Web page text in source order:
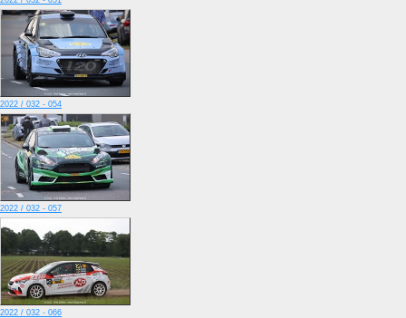
2022 / 032 - 054
2022 / 032 - 057
2022 / 032 - 066